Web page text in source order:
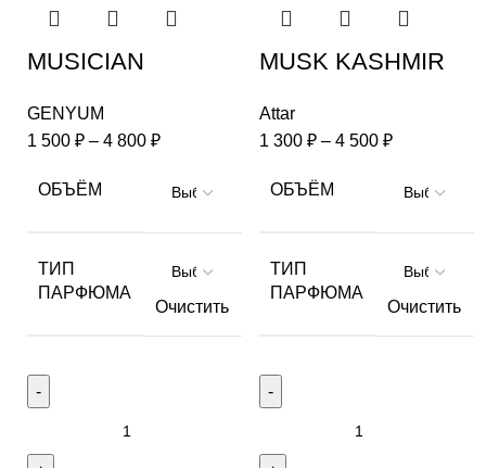
MUSICIAN
GENYUM
1 500 ₽ – 4 800 ₽
ОБЪЁМ
ТИП
ПАРФЮМА
Очистить
MUSK KASHMIR
Attar
1 300 ₽ – 4 500 ₽
ОБЪЁМ
ТИП
ПАРФЮМА
Очистить